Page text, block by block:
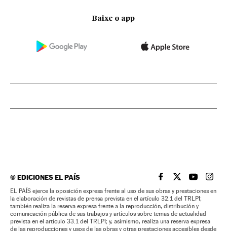
Baixe o app
©EDICIONES EL PAÍS EL PAÍS BRASIL EN
EL PAÍSEL PAÍS
EL
EL PAÍS ejerce la oposición expresa frente al uso de sus obras y prestaciones en
la elaboración de revistas de prensa prevista en el artículo 32.1 del TRLPI;
también realiza la reserva expresa frente a la reproducción, distribución y
comunicación pública de sus trabajos y artículos sobre temas de actualidad
prevista en el artículo 33.1 del TRLPI; y, asimismo, realiza una reserva expresa
de las reproducciones y usos de las obras y otras prestaciones accesibles desde